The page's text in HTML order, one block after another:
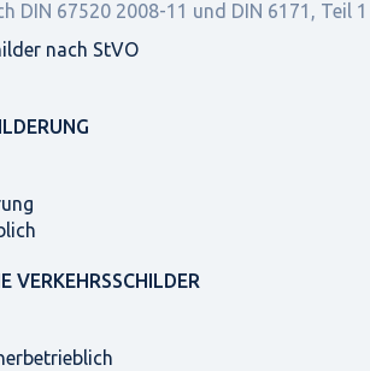
DIN 67520 2008-11 und DIN 6171, Teil 1
nach StVO
VERKEHRS­SCHILDER